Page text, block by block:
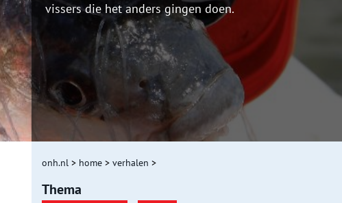
vissers die het anders gingen doen.
onh.nl > home > verhalen >
Thema